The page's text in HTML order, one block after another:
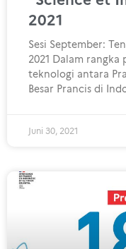
2021
Sesi September:
2021 Dalam rangka
teknologi antara
Besar Prancis di
Juni 30, 2021